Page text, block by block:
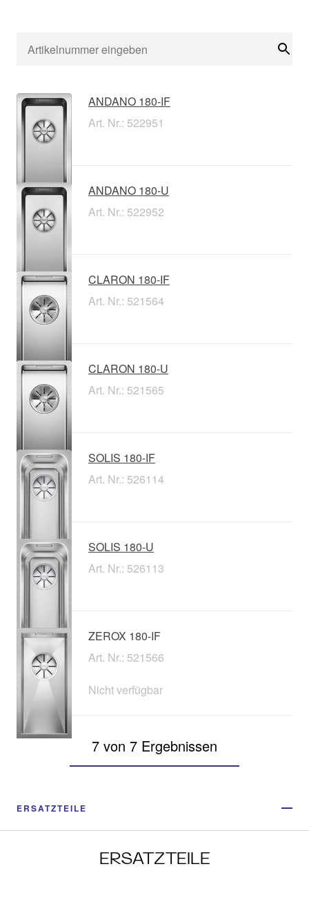
ANDANO 180-IF
Art. Nr.: 522951
ANDANO 180-U
Art. Nr.: 522952
CLARON 180-IF
Art. Nr.: 521564
CLARON 180-U
Art. Nr.: 521565
SOLIS 180-IF
Art. Nr.: 526114
SOLIS 180-U
Art. Nr.: 526113
ZEROX 180-IF
Art. Nr.: 521566
Nicht verfügbar
7 von 7 Ergebnissen
ERSATZTEILE
ERSATZTEILE